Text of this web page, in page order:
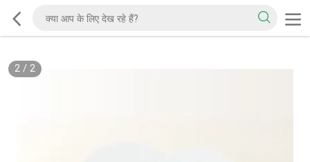
2/ 2